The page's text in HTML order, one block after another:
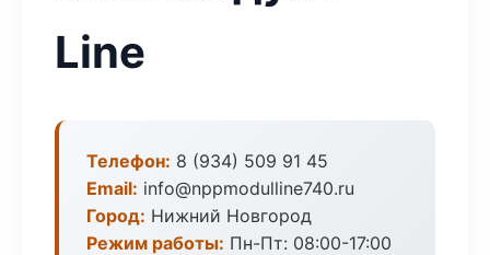
Line
Телефон: 8 (934) 509 91 45
Email: info@nppmodulline740.ru
Город: Нижний Новгород
Режим работы: Пн-Пт: 08:00-17:00